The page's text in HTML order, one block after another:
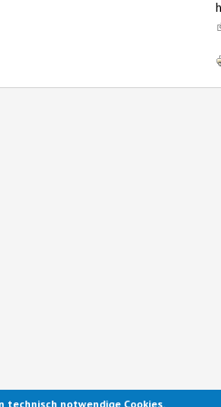
technisch notwendige Cookies.